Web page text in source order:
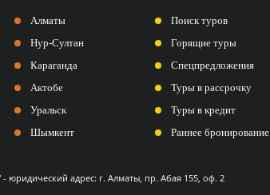
Алматы
Нур-Султан
Караганда
Актобе
Уральск
Шымкент
Поиск туров
Горящие туры
Спецпредложения
Туры в рассрочку
Туры в кредит
Раннее бронирование
- юридический адрес: г. Алматы, пр. Абая 155, оф. 2